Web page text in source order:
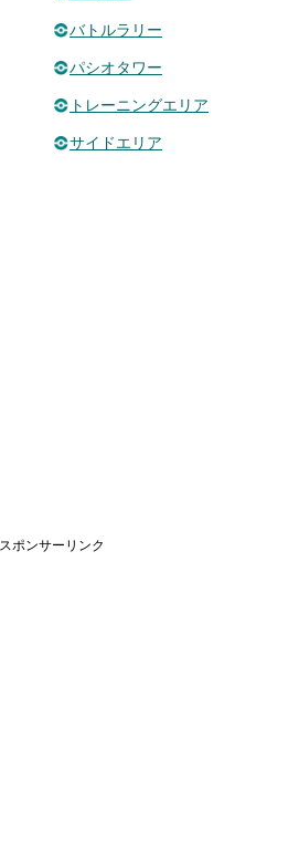
バトルラリー
パシオタワー
トレーニングエリア
サイドエリア
スポンサーリンク